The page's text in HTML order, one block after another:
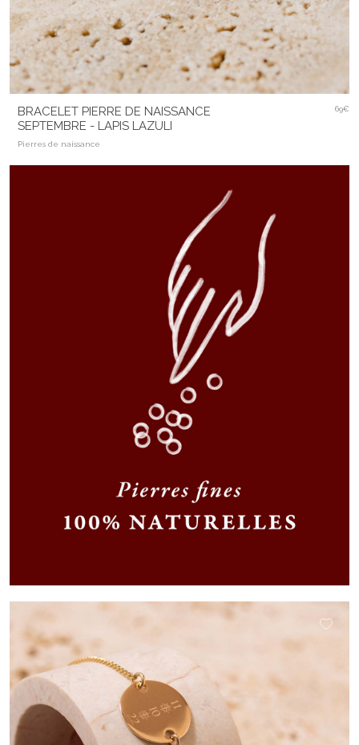
BRACELET PIERRE DE NAISSANCE
SEPTEMBRE - LAPIS LAZULI
Pierres de naissance
69€